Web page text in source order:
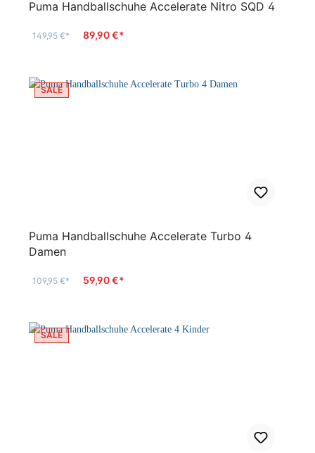
Puma Handballschuhe Accelerate Nitro SQD 4
149,95 €* 89,90 €*
SALE
Puma Handballschuhe Accelerate Turbo 4
Damen
109,95 €* 59,90 €*
SALE